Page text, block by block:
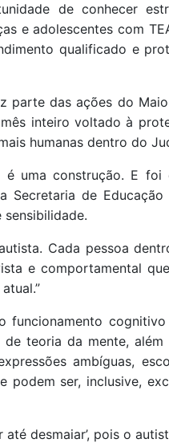
de conhecer
e adolescentes com
qualificado e
das ações do Maio
inteiro voltado à
humanas dentro do
é uma construção. E
Secretaria de Educação
Cada pessoa
e comportamental
funcionamento
teoria da mente,
ambíguas,
ser, inclusive,
desmaiar’, pois o